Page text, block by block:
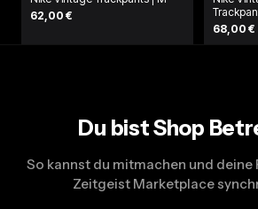
62,00 €
68,00 €
Du bist Shop
So kannst du mitmachen und
Zeitgeist Marketplace